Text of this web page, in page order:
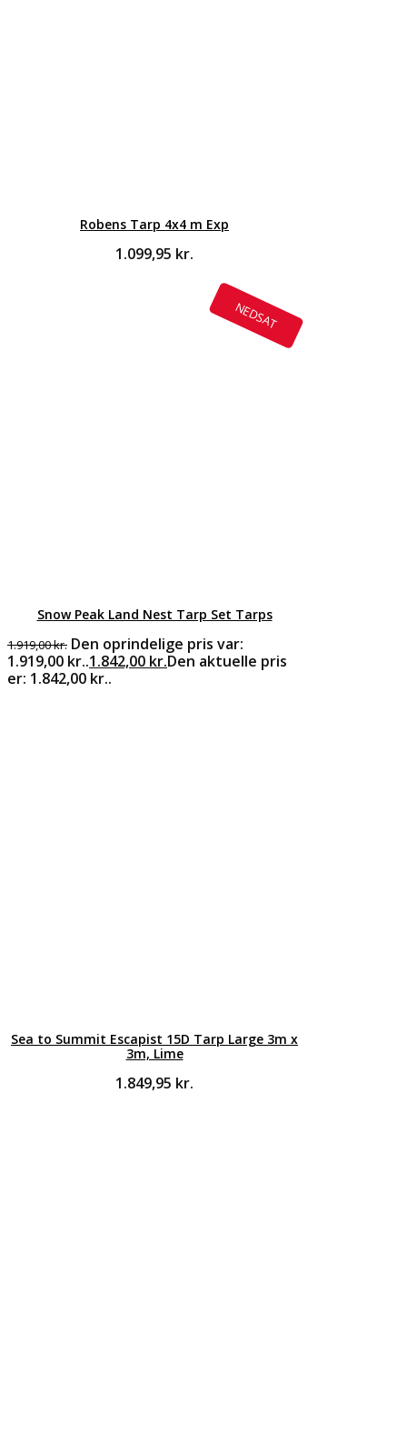
Robens Tarp 4x4 m Exp
1.099,95 kr.
NEDSAT
Snow Peak Land Nest Tarp Set Tarps
1.919,00kr. Den oprindelige pris var:
1.919,00 kr..1.842,00 kr.Den aktuelle pris
er: 1.842,00 kr..
Sea to Summit Escapist 15D Tarp Large 3m x
3m, Lime
1.849,95 kr.